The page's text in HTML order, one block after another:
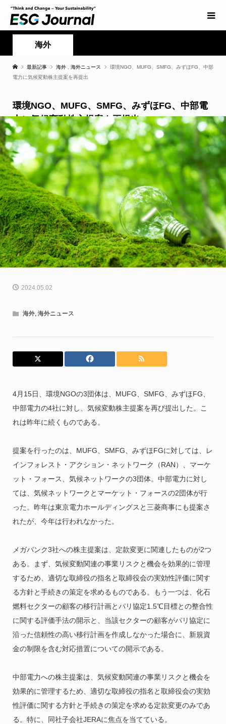
海外
最新記事 海外 海外ニュース
環境NGO、MUFG、SMFG、みずほFG、中部
電力に気候変動株主提案を再提出
環境NGO、MUFG、SMFG、みずほFG、中部電
力に気候変動株主提案を再提出
2024.05.02
海外, 海外ニュース
4月15日、環境NGOの3団体は、MUFG、SMFG、みずほFG、
中部電力の4社に対し、気候変動株主提案を再び提出した。こ
れは昨年に続くものである。
提案を行ったのは、MUFG、SMFG、みずほFGに対しては、レ
インフォレスト・アクション・ネットワーク（RAN）、マーケ
ット・フォース、気候ネットワークの3団体。中部電力に対し
ては、気候ネットワークとマーケット・フォースの2団体が行
った。昨年は東京電力ホールディングスと三菱商事にも提案さ
れたが、今年は行われなかった。
メガバンク3社への株主提案は、定款変更に関連したものが2つ
ある。まず、気候変動関連の事業リスクと機会を効果的に管理
するため、適切な取締役の指名と取締役会の実効性評価に関す
る方針と手続きの策定を求めるものである。もう一つは、化石
燃料セクターの顧客の移行計画とパリ協定1.5℃目標との整合性
に関する評価手法の開示と、当該セクターの顧客がパリ協定に
沿った信頼性の高い移行計画を作成しなかった場合に、新規資
金の制限を含む対応措置についての開示である。
中部電力への株主提案は、気候変動関連の事業リスクと機会を
効果的に管理するため、適切な取締役の指名と取締役会の実効
性評価に関する方針と手続きの策定を求める定款変更のみであ
る。特に、同社子会社JERAに焦点を当てている。